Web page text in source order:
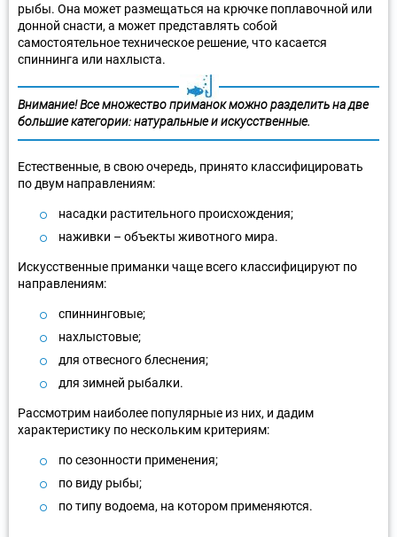
рыбы. Она может размещаться на крючке поплавочной или
донной снасти, а может представлять собой
самостоятельное техническое решение, что касается
спиннинга или нахлыста.
Внимание! Все множество приманок можно разделить на две
большие категории: натуральные и искусственные.
Естественные, в свою очередь, принято классифицировать
по двум направлениям:
насадки растительного происхождения;
наживки – объекты животного мира.
Искусственные приманки чаще всего классифицируют по
направлениям:
спиннинговые;
нахлыстовые;
для отвесного блеснения;
для зимней рыбалки.
Рассмотрим наиболее популярные из них, и дадим
характеристику по нескольким критериям:
по сезонности применения;
по виду рыбы;
по типу водоема, на котором применяются.